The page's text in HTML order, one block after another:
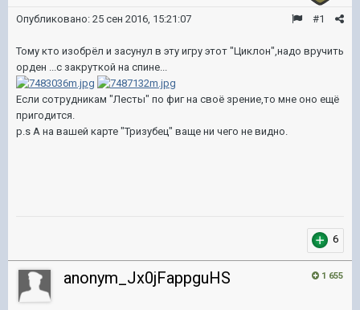
#1
Опубликовано: 25 сен 2016, 15:21:07
Тому кто изобрёл и засунул в эту игру этот "Циклон",надо вручить
орден ...с закруткой на спине...
Если сотрудникам "Лесты" по фиг на своё зрение,то мне оно ещё
пригодится.
p.s А на вашей карте "Тризубец" ваще ни чего не видно.
6
1 655
anonym_Jx0jFappguHS